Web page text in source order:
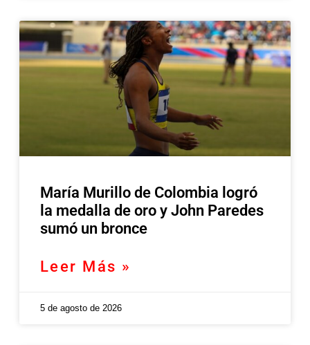
María Murillo de Colombia logró
la medalla de oro y John Paredes
sumó un bronce
Leer Más »
5 de agosto de 2026